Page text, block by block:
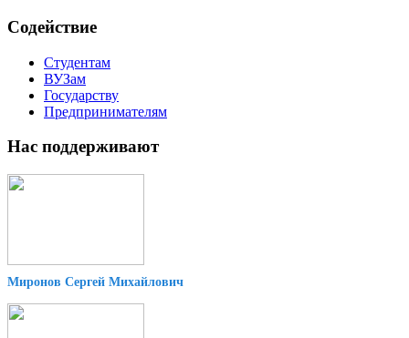
Содействие
Студентам
ВУЗам
Государству
Предпринимателям
Нас поддерживают
Миронов Сергей Михайлович